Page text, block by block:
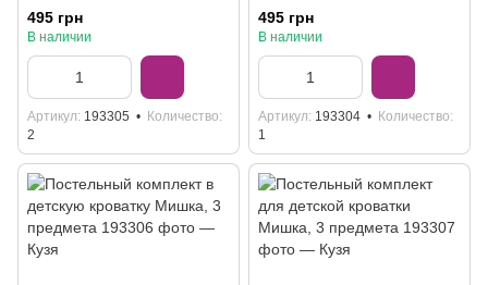
предмета, бежевый
495 грн
В наличии
Артикул 193305
Количество
2
новорожденных, 3 предмета
495 грн
В наличии
Артикул 193304
Количество
1